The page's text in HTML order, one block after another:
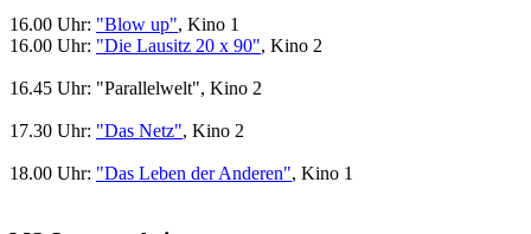
16.00 Uhr: "Blow up", Kino 1
16.00 Uhr: "Die Lausitz 20 x 90", Kino 2
16.45 Uhr: "Parallelwelt", Kino 2
17.30 Uhr: "Das Netz", Kino 2
18.00 Uhr: "Das Leben der Anderen", Kino 1